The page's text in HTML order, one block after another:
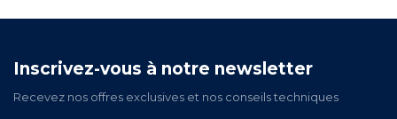
Inscrivez-vous à notre newsletter
Recevez nos offres exclusives et nos conseils techniques